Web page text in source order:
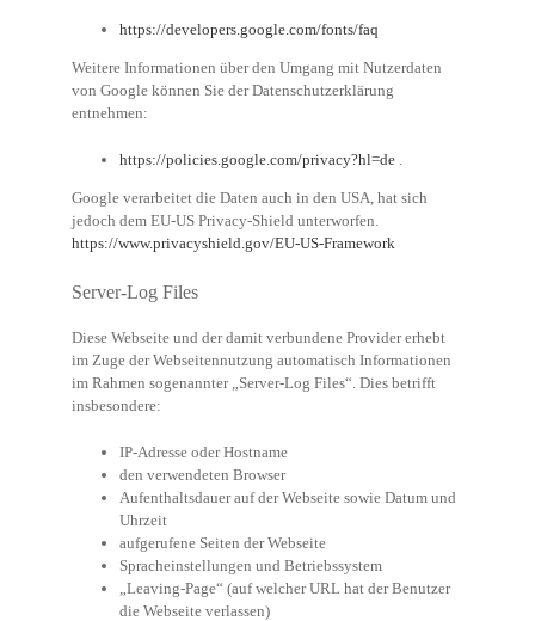
https://developers.google.com/fonts/faq
Weitere Informationen über den Umgang mit Nutzerdaten
von Google können Sie der Datenschutzerklärung
entnehmen:
https://policies.google.com/privacy?hl=de
Google verarbeitet die Daten auch in den USA, hat sich
jedoch dem EU-US Privacy-Shield unterworfen.
https://www.privacyshield.gov/EU-US-Framework
Server-Log Files
Diese Webseite und der damit verbundene Provider erhebt
im Zuge der Webseitennutzung automatisch Informationen
im Rahmen sogenannter „Server-Log Files“. Dies betrifft
insbesondere:
IP-Adresse oder Hostname
den verwendeten Browser
Aufenthaltsdauer auf der Webseite sowie Datum und
Uhrzeit
aufgerufene Seiten der Webseite
Spracheinstellungen und Betriebssystem
„Leaving-Page“ (auf welcher URL hat der Benutzer
die Webseite verlassen)